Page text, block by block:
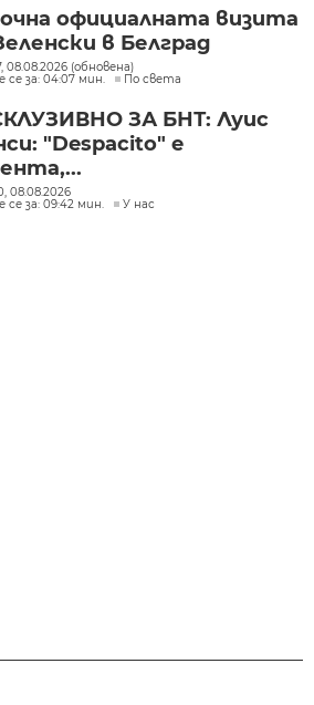
официалната визита
в Белград
08.08.2026 (обновена)
се за: 04:07 мин.
По света
ЗА БНТ: Луис
"Despacito" е
08.08.2026
се за: 09:42 мин.
У нас